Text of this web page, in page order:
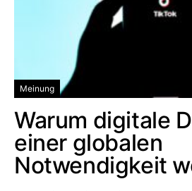
Meinung
Warum digitale
einer globalen
Notwendigkeit